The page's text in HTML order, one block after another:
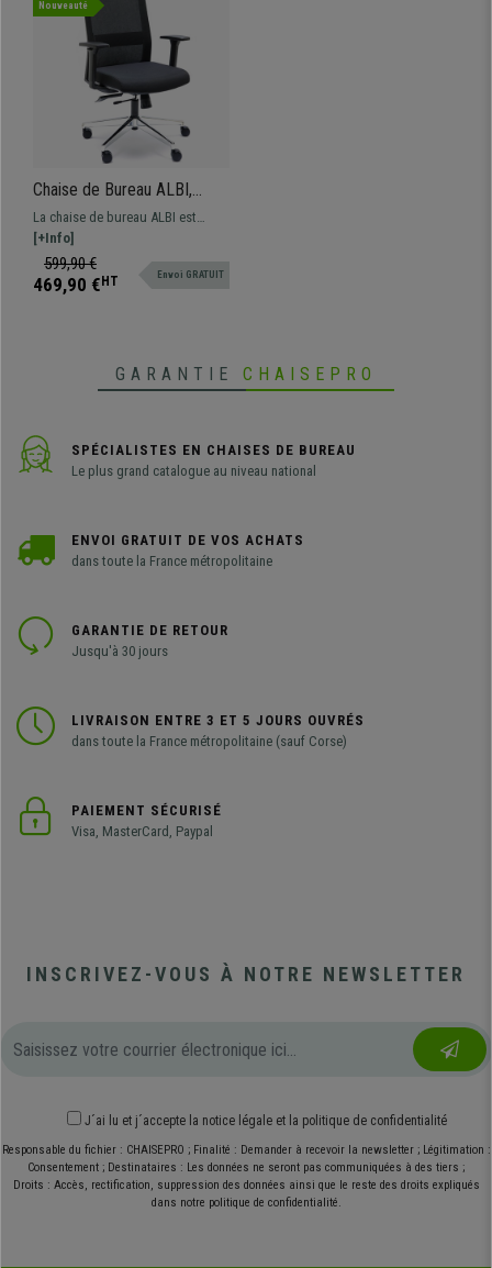
Nouveauté
Chaise de Bureau ALBI,
Ergonomique, Support
Lombaire Réglable, Maille et
Tissu, Noir
La chaise de bureau ALBI est
ergonomique, avec support
lombaire réglable, un design
moderne et novateur, idéale pour
[+Info]
599,90 €
469,90 € HT Envoi GRATUIT
GARANTIE CHAISEPRO
SPÉCIALISTES EN CHAISES DE BUREAU
Le plus grand catalogue au niveau national
ENVOI GRATUIT DE VOS ACHATS
dans toute la France métropolitaine
GARANTIE DE RETOUR
Jusqu'à 30 jours
LIVRAISON ENTRE 3 ET 5 JOURS OUVRÉS
dans toute la France métropolitaine (sauf Corse)
PAIEMENT SÉCURISÉ
Visa, MasterCard, Paypal
INSCRIVEZ-VOUS À NOTRE NEWSLETTER
J´ai lu et j´accepte la notice légale et la politique de confidentialité
Responsable du fichier : CHAISEPRO ; Finalité : Demander à recevoir la newsletter ; Légitimation :
Consentement ; Destinataires : Les données ne seront pas communiquées à des tiers ;
Droits : Accès, rectification, suppression des données ainsi que le reste des droits expliqués
dans notre politique de confidentialité.